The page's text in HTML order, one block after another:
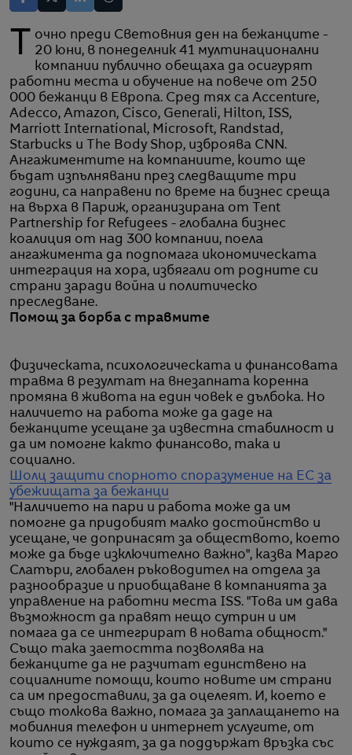
Точно преди Световния ден на бежанците -
20 юни, в понеделник 41 мултинационални
компании публично обещаха да осигурят
работни места и обучение на повече от 250
000 бежанци в Европа. Сред тях са Accenture,
Adecco, Amazon, Cisco, Generali, Hilton, ISS,
Marriott International, Microsoft, Randstad,
Starbucks и The Body Shop, изброява CNN.
Ангажиментите на компаниите, които ще
бъдат изпълнявани през следващите три
години, са направени по време на бизнес среща
на върха в Париж, организирана от Tent
Partnership for Refugees - глобална бизнес
коалиция от над 300 компании, поела
ангажимента да подпомага икономическата
интеграция на хора, избягали от родните си
страни заради война и политическо
преследване.
Помощ за борба с травмите
Физическата, психологическата и финансовата
травма в резултат на внезапната коренна
промяна в живота на един човек е дълбока. Но
наличието на работа може да даде на
бежанците усещане за известна стабилност и
да им помогне както финансово, така и
социално.
Шолц защити спорното споразумение на ЕС за
убежищата за бежанци
"Наличието на пари и работа може да им
помогне да придобият малко достойнство и
усещане, че допринасят за обществото, което
може да бъде изключително важно", казва Марго
Слатъри, глобален ръководител на отдела за
разнообразие и приобщаване в компанията за
управление на работни места ISS. "Това им дава
възможност да правят нещо сутрин и им
помага да се интегрират в новата общност."
Също така заетостта позволява на
бежанците да не разчитат единствено на
социалните помощи, които новите им страни
са им предоставили, за да оцелеят. И, което е
също толкова важно, помага за заплащането на
мобилния телефон и интернет услугите, от
които се нуждаят, за да поддържат връзка със